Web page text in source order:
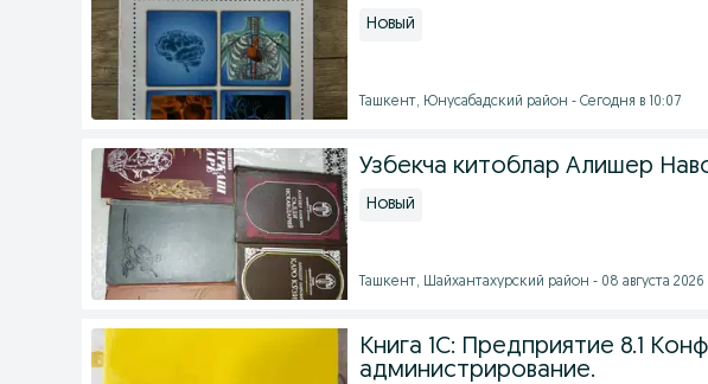
Новый
Ташкент, Юнусабадский район - Сегодня в 10:07
Узбекча китоблар Алишер
Новый
Ташкент, Шайхантахурский район - 08 августа 2026
Книга 1С: Предприятие 8.1
администрирование.